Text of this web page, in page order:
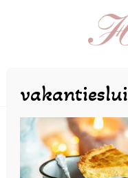
szeilstra-